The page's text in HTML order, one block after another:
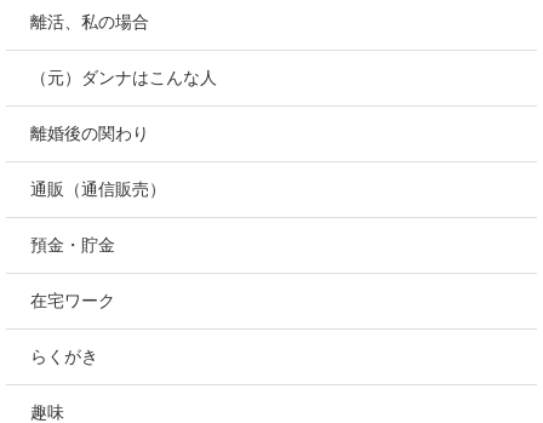
離活、私の場合
（元）ダンナはこんな人
離婚後の関わり
通販（通信販売）
預金・貯金
在宅ワーク
らくがき
趣味